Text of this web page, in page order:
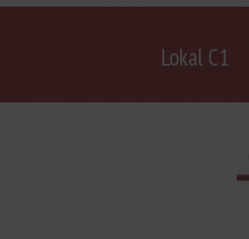
Lokal C1